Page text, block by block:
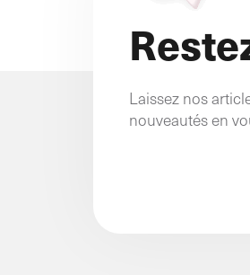
Laissez nos
nouveautés en